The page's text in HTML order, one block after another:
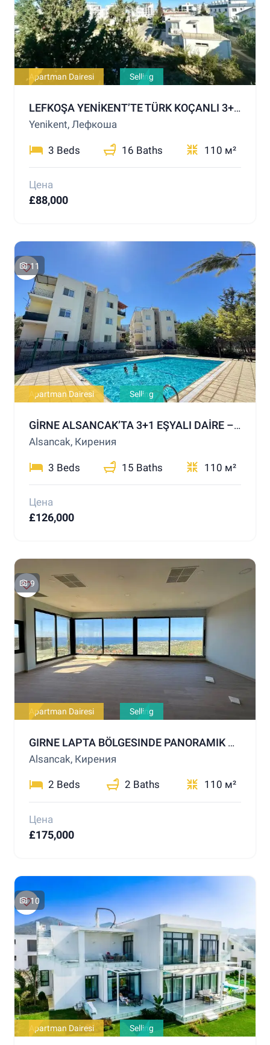
Apartman Dairesi Selling
LEFKOŞA YENİKENT’TE TÜRK KOÇANLI 3+1 DAİRE – ACİL SATILIK
Yenikent, Лефкоша
3 Beds 16 Baths 110 м²
Цена
£88,000
11
Apartman Dairesi Selling
GİRNE ALSANCAK’TA 3+1 EŞYALI DAİRE – ORTAK HAVUZLU SİTE
Alsancak, Кирения
3 Beds 15 Baths 110 м²
Цена
£126,000
9
Apartman Dairesi Selling
GIRNE LAPTA BÖLGESINDE PANORAMIK DENIZ MANZARALI SATILIK DAIRE
Alsancak, Кирения
2 Beds 2 Baths 110 м²
Цена
£175,000
10
Apartman Dairesi Selling